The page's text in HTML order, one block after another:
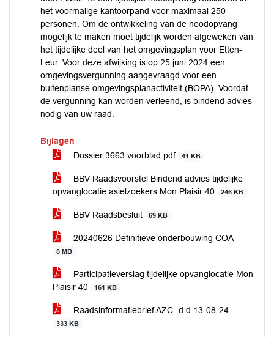
het voormalige kantoorpand voor maximaal 250
personen. Om de ontwikkeling van de noodopvang
mogelijk te maken moet tijdelijk worden afgeweken van
het tijdelijke deel van het omgevingsplan voor Etten-
Leur. Voor deze afwijking is op 25 juni 2024 een
omgevingsvergunning aangevraagd voor een
buitenplanse omgevingsplanactiviteit (BOPA). Voordat
de vergunning kan worden verleend, is bindend advies
nodig van uw raad.
Bijlagen
Dossier 3663 voorblad.pdf
41 KB
BBV Raadsvoorstel Bindend advies tijdelijke
opvanglocatie asielzoekers Mon Plaisir 40
246 KB
BBV Raadsbesluit 69 KB
20240626 Definitieve onderbouwing COA
8 MB
Participatieverslag tijdelijke opvanglocatie Mon
Plaisir 40
161 KB
Raadsinformatiebrief AZC -d.d.13-08-24
333 KB